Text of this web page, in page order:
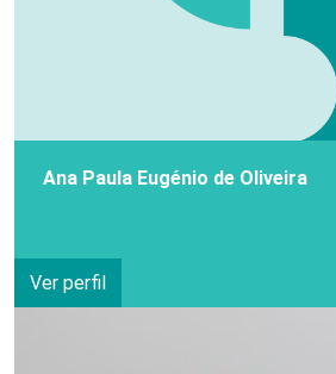
Ana Paula Eugénio de Oliveira
Ver perfil